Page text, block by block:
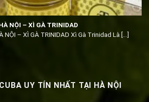
NỘI – XÌ GÀ TRINIDAD
NỘI – XÌ GÀ TRINIDAD Xì Gà Trinidad Là [...]
UY TÍN NHẤT TẠI HÀ NỘI